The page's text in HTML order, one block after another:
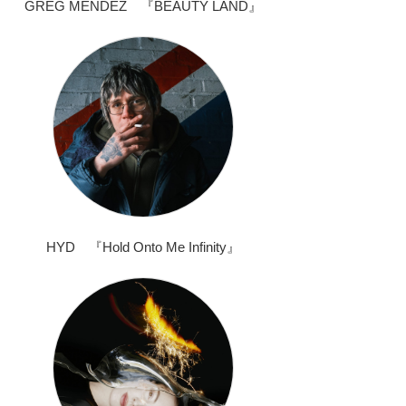
GREG MENDEZ 『BEAUTY LAND』
HYD 『Hold Onto Me Infinity』